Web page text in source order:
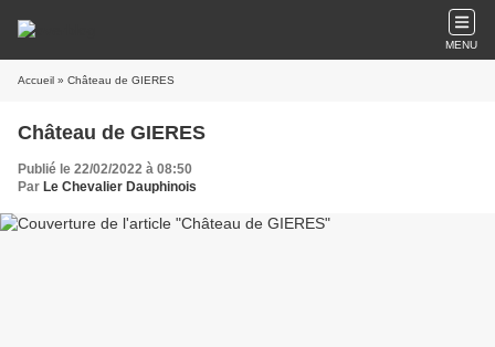
MENU
Accueil » Château de GIERES
Château de GIERES
Publié le 22/02/2022 à 08:50
Par Le Chevalier Dauphinois